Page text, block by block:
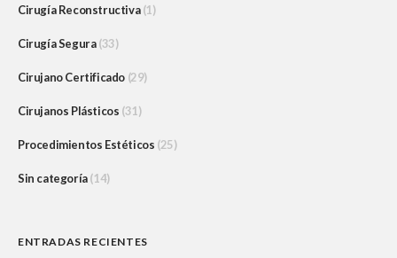
Cirugía Reconstructiva(1)
Cirugía Segura(33)
Cirujano Certificado (29)
Cirujanos Plásticos (31)
Procedimientos Estéticos (25)
Sin categoría(14)
ENTRADAS RECIENTES